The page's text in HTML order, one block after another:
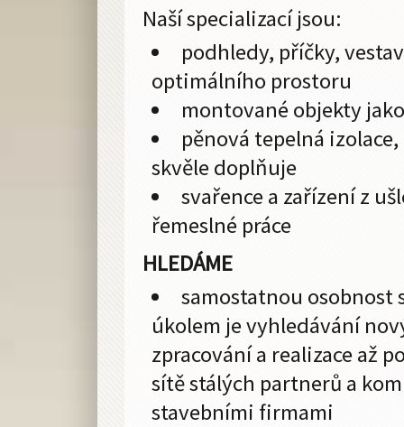
Naší specializací jsou:
podhledy, příčky,
optimálního prostoru
montované objekty
pěnová tepelná
skvěle doplňuje
svařence a zařízení z
řemeslné práce
HLEDÁME
samostatnou osobnost
úkolem je vyhledávání
zpracování a realizace až
sítě stálých partnerů a
stavebními firmami